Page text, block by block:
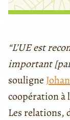
“L’UE est
important
souligne
coopération à
Les relations,